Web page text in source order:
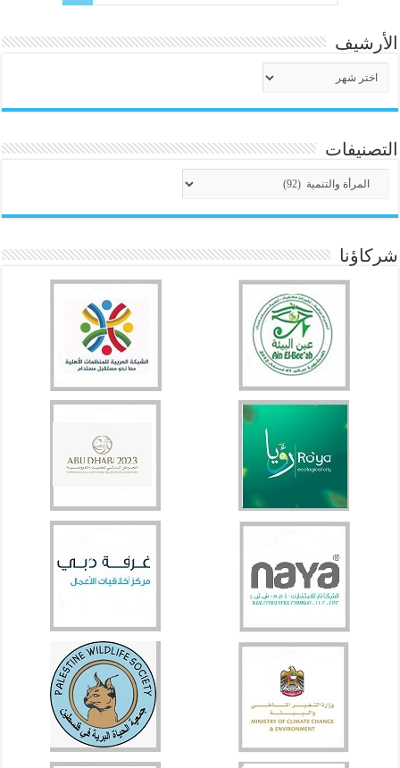
الأرشيف
التصنيفات
التصنيفات
شركاؤنا